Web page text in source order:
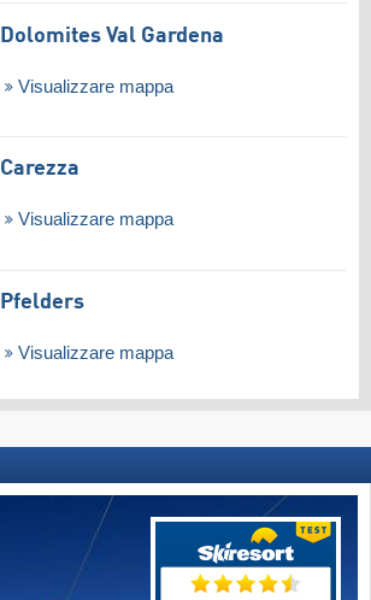
Dolomites Val Gardena
Visualizzare mappa
Carezza
Visualizzare mappa
Pfelders
Visualizzare mappa